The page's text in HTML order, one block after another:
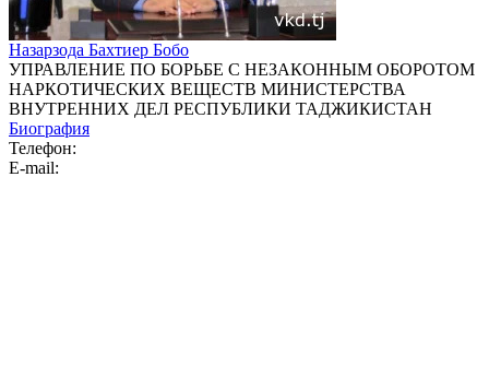
Назарзода Бахтиер Бобо
УПРАВЛЕНИЕ ПО БОРЬБЕ С НЕЗАКОННЫМ ОБОРОТОМ
НАРКОТИЧЕСКИХ ВЕЩЕСТВ МИНИСТЕРСТВА
ВНУТРЕННИХ ДЕЛ РЕСПУБЛИКИ ТАДЖИКИСТАН
Биография
Телефон:
E-mail: